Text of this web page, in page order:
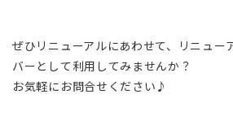
ぜひリニューアルにあわせて、リニュー
バーとして利用してみませんか？
お気軽にお問合せください♪